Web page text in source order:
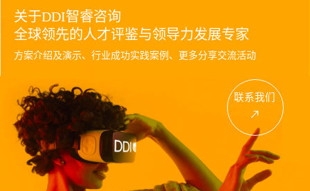
关于DDI智睿咨询
全球领先的人才评鉴与领导力发展专家
方案介绍及演示、行业成功实践案例、更多分享交流活动
联系我们